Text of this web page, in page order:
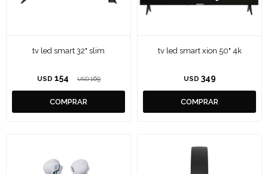
tv led smart 32" slim
USD 154 USD 169
tv led smart xion 50" 4k
USD 349